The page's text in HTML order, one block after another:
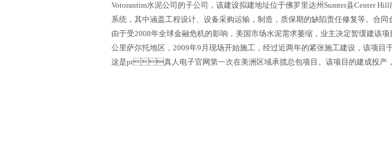
Votorantim水泥公司的子公司，该建设拟建地址位于佛罗里达州Sumter县Center
系统，其中涵盖工程设计、设备采购运输，制造，质保期的缺陷责任修复等。合
由于受2008年全球金融危机的影响，美国市场水泥需求萎缩，业主决定暂缓建
公里萨尔托地区，2009年9月现场开始施工，经过近两年的紧张施工建设，该项目
这是pt真人电子官网第一次在美洲区域承揽总包项目。该项目的建成投产